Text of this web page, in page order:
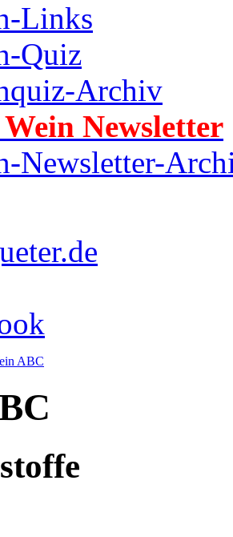
Links
Quiz
Archiv
Newsletter
Newsletter-
ABC